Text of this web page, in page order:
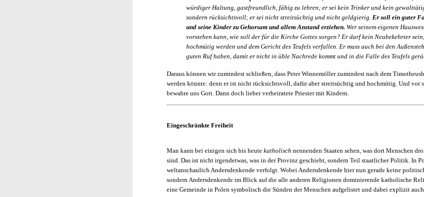
würdiger Haltung, gastfreundlich, fähig zu lehren; er sei kein Trinker und kein
sondern rücksichtsvoll; er sei nicht streitsüchtig und nicht geldgierig. Er soll ein guter
und seine Kinder zu Gehorsam und allem Anstand erziehen. Wer seinem eigenen
vorstehen kann, wie soll der für die Kirche Gottes sorgen? Er darf kein Neubekehrter
hochmütig werden und dem Gericht des Teufels verfallen. Er muss auch bei den
guten Ruf haben, damit er nicht in üble Nachrede kommt und in die Falle des Teufels
Daraus können wir zumindest schließen, dass Peter Winnemöller zumindest nach dem
werden könnte: denn er ist nicht rücksichtsvoll, dafür aber streitsüchtig und hochmütig. Und vor
bewahre uns Gott. Dann doch lieber verheiratete Priester mit Kindern.
Eingeschränkte Freiheit
Man kann bei einigen sich bis heute katholisch nennenden Staaten sehen, was dort Menschen
sind. Das ist nicht irgendetwas, was in der Provinz geschieht, sondern Teil staatlicher Politik. In
weltanschaulich Andersdenkende verfolgt. Wobei Andersdenkende hier nun gerade keine
sondern Andersdenkende im Blick auf die alle anderen Religionen dominierende katholische
eine Gemeinde in Polen symbolisch die Sünden der Menschen aufgelistet und dabei explizit